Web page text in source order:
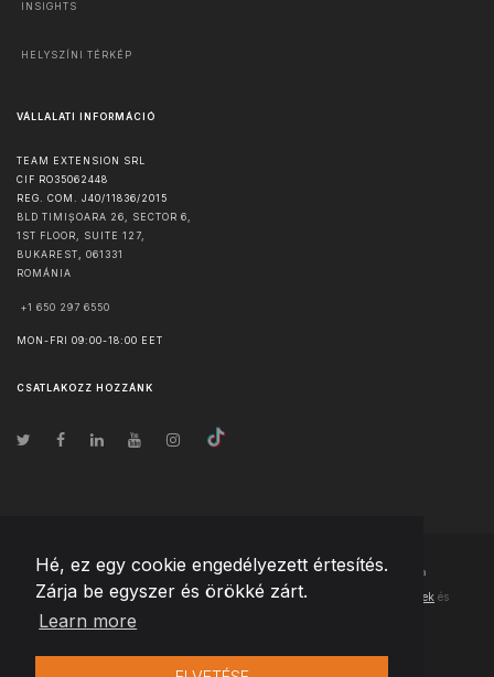
Hé, ez egy cookie engedélyezett értesítés.
Zárja be egyszer és örökké zárt.
Learn more
INSIGHTS
HELYSZÍNI TÉRKÉP
VÁLLALATI INFORMÁCIÓ
TEAM EXTENSION SRL
CIF RO35062448
REG. COM. J40/11836/2015
BLD TIMIȘOARA 26, SECTOR 6,
1ST FLOOR, SUITE 127,
BUKAREST
061331
ROMÁNIA
+1 650 297 6550
MON-FRI 09:00-18:00 EET
CSATLAKOZZ HOZZÁNK
© Szerzői jog2026 Team Extension Hungary- Minden jog fenntartva
Changelog ● Ezen webhely használatával elfogadja Használati feltételek és